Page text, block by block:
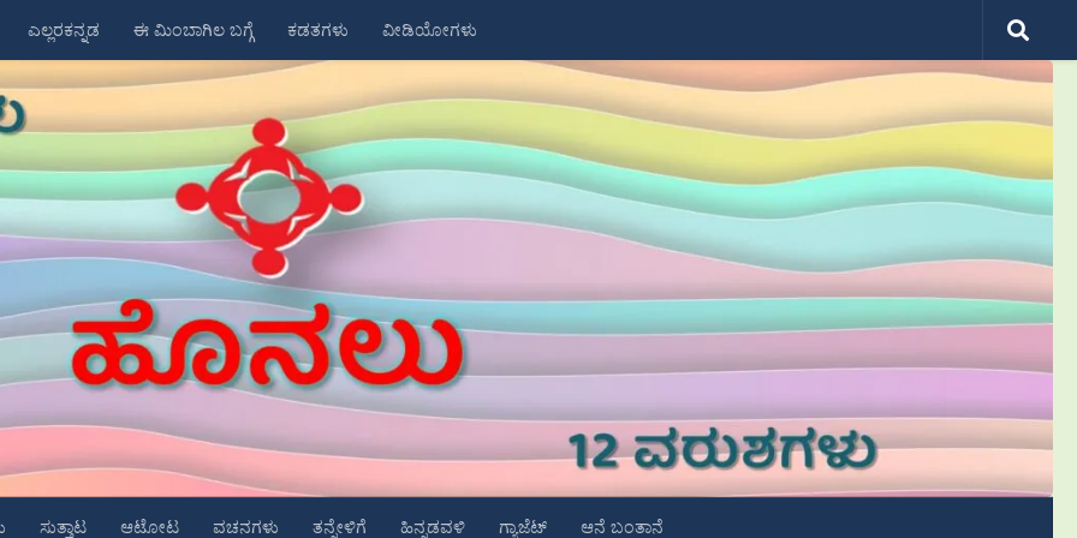
ಎಲ್ಲರಕನ್ನಡ ಈ ಮಿಂಬಾಗಿಲ ಬಗ್ಗೆ ಕಡತಗಳು ವೀಡಿಯೋಗಳು
ಸುತ್ತಾಟ ಆಟೋಟ ವಚನಗಳು ತನ್ನೇಳಿಗೆ ಹಿನ್ನಡವಳಿ ಗ್ಯಾಜೆಟ್ ಆನೆ ಬಂತಾನೆ